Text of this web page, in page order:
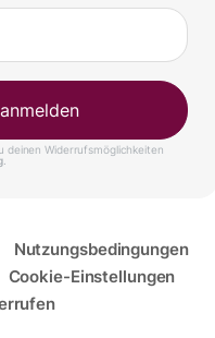
deinen Widerrufsmöglichkeiten
.
Nutzungsbedingungen
Cookie-Einstellungen